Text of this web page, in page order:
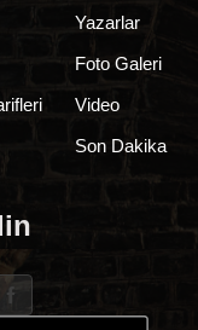
Yazarlar
Foto Galeri
Video
Son Dakika